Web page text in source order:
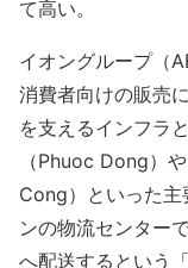
て高い。
イオングループ（
消費者向けの販売
を支えるインフラ
（Phuoc Dong）
Cong）といった主
ンの物流センター
へ配送するという